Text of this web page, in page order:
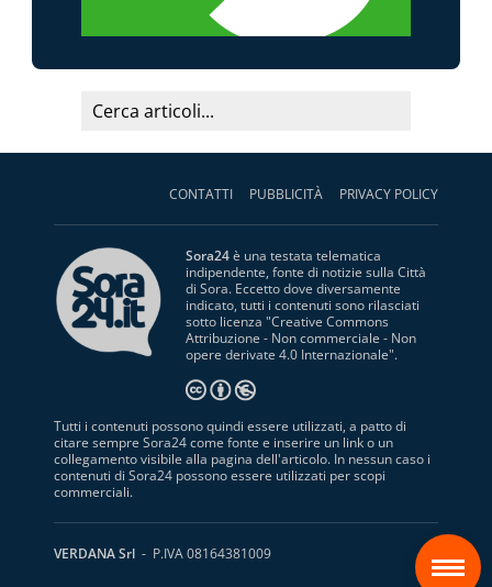
CONTATTI PUBBLICITÀ PRIVACY POLICY
Sora24è una testata telematica
indipendente, fonte di notizie sulla Città
di Sora. Eccetto dove diversamente
indicato, tutti i contenuti sono rilasciati
sotto licenza "Creative Commons
Attribuzione - Non commerciale - Non
opere derivate 4.0 Internazionale".
Tutti i contenuti possono quindi essere utilizzati, a patto di
citare sempre Sora24 come fonte e inserire un link o un
collegamento visibile alla pagina dell'articolo. In nessun caso i
contenuti di Sora24 possono essere utilizzati per scopi
commerciali.
VERDANA Srl - P.IVA 08164381009